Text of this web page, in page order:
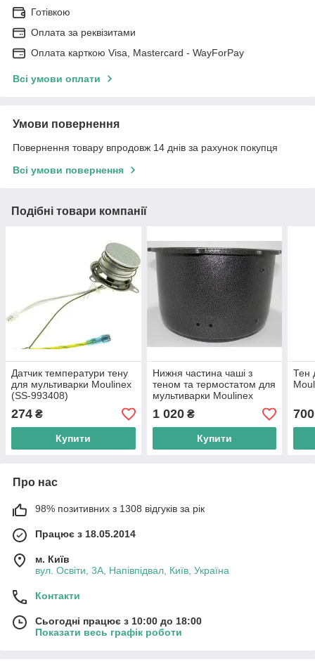
Готівкою
Оплата за реквізитами
Оплата карткою Visa, Mastercard - WayForPay
Всі умови оплати
Умови повернення
Повернення товару впродовж 14 днів за рахунок покупця
Всі умови повернення
Подібні товари компанії
Датчик температури тену
для мультиварки Moulinex
(SS-993408)
274 ₴
Купити
Нижня частина чаші з
теном та термостатом для
мультиварки Moulinex
CE500E32 (SS-996020)
1 020₴
Купити
Тен
700
Про нас
98% позитивних з 1308 відгуків за рік
Працює з 18.05.2014
м. Київ
вул. Освіти, 3А, Напівпідвал, Київ, Україна
Контакти
Сьогодні працює з 10:00 до 18:00
Показати весь графік роботи